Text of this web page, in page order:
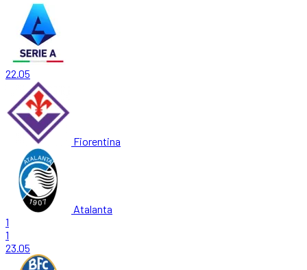
22.05
Fiorentina
Atalanta
1
1
23.05